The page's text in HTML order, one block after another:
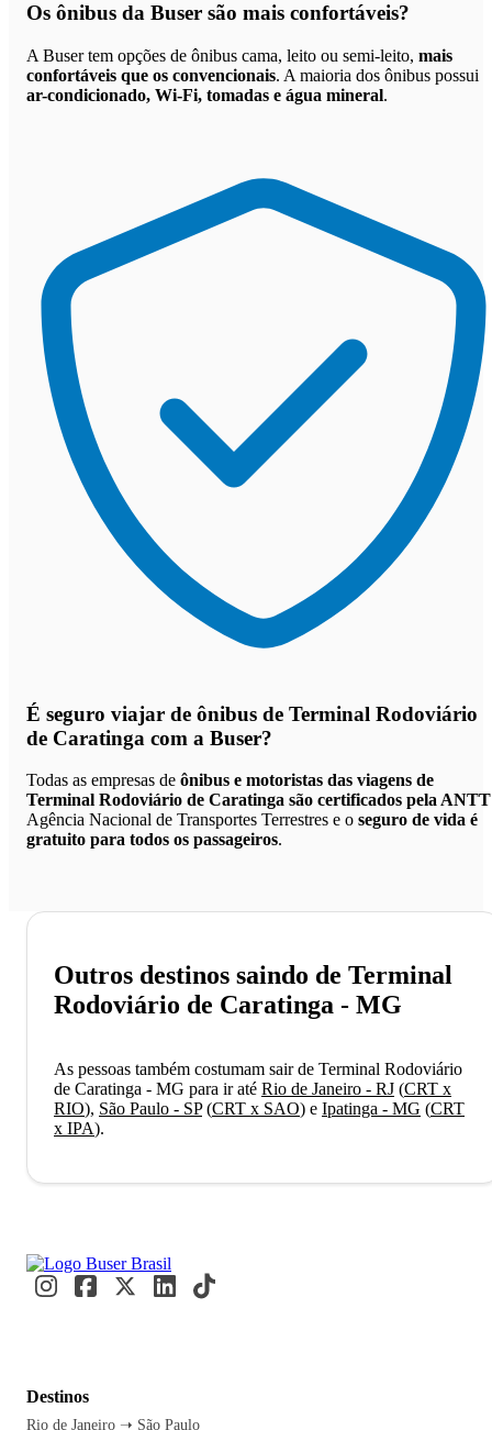
Os ônibus da Buser são mais confortáveis?
A Buser tem opções de ônibus cama, leito ou semi-leito, mais
confortáveis que os convencionais. A maioria dos ônibus possui
ar-condicionado, Wi-Fi, tomadas e água mineral.
É seguro viajar de ônibus de Terminal Rodoviário
de Caratinga com a Buser?
Todas as empresas de ônibus e motoristas das viagens de
Terminal Rodoviário de Caratinga são certificados pela ANTT
Agência Nacional de Transportes Terrestres e o seguro de vida é
gratuito para todos os passageiros.
Outros destinos saindo de Terminal
Rodoviário de Caratinga - MG
As pessoas também costumam sair de Terminal Rodoviário
de Caratinga - MG para ir até Rio de Janeiro - RJ (CRT x
RIO), São Paulo - SP(CRT x SAO) e Ipatinga - MG (CRT
x IPA).
Destinos
Rio de Janeiro ➝ São Paulo